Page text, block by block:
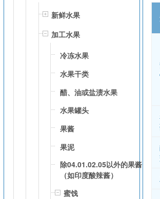
新鲜水果
加工水果
冷冻水果
水果干类
醋、油或盐渍水果
水果罐头
果酱
果泥
除04.01.02.05以外的果酱
（如印度酸辣酱）
蜜饯